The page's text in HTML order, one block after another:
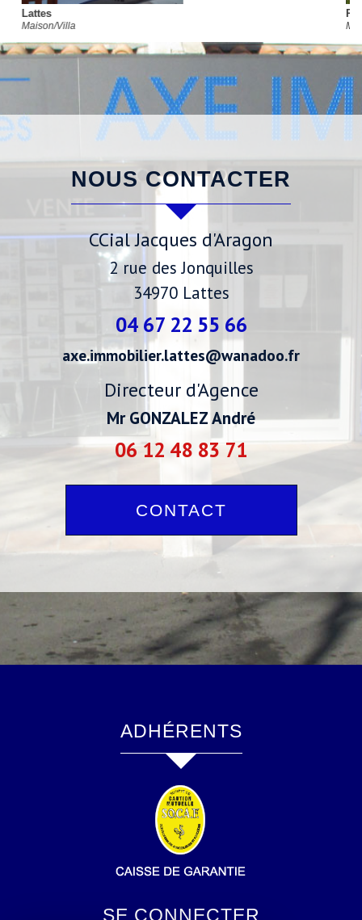
NOUS CONTACTER
CCial Jacques d'Aragon
2 rue des Jonquilles
34970 Lattes
04 67 22 55 66
axe.immobilier.lattes@wanadoo.fr
Directeur d'Agence
Mr GONZALEZ André
06 12 48 83 71
CONTACT
ADHÉRENTS
SE CONNECTER